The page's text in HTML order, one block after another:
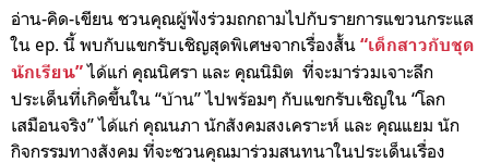
อ่าน-คิด-เขียน ชวนคุณผู้ฟังร่วมถกถามไปกับรายการแขวนกระแส
ใน ep. นี้ พบกับแขกรับเชิญสุดพิเศษจากเรื่องสั้น “เด็กสาวกับชุด
นักเรียน”ได้แก่ คุณนิศรา และ คุณนิมิต ที่จะมาร่วมเจาะลึก
ประเด็นที่เกิดขึ้นใน “บ้าน” ไปพร้อมๆ กับแขกรับเชิญใน “โลก
เสมือนจริง” ได้แก่ คุณนภา นักสังคมสงเคราะห์ และ คุณแยม นัก
กิจกรรมทางสังคม ที่จะชวนคุณมาร่วมสนทนาในประเด็นเรื่อง